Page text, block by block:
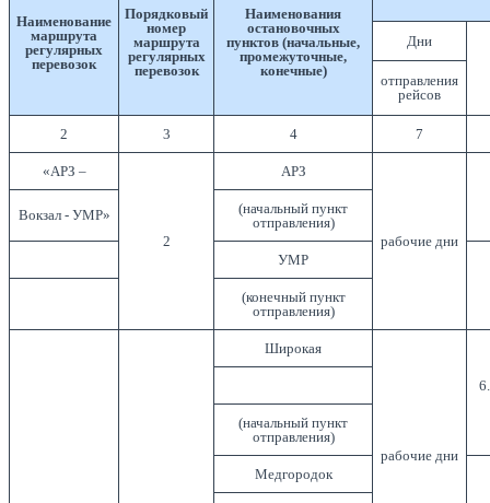
Наименование
маршрута
регулярных
перевозок
Порядковый
номер
маршрута
регулярных
перевозок
Наименования
остановочных
пунктов (начальные,
промежуточные,
конечные)
Дни
отправления
рейсов
2 3 4 7
«АРЗ –
2
АРЗ
рабочие дни
Вокзал - УМР»
(начальный пункт
отправления)
УМР
(конечный пункт
отправления)
Широкая
рабочие дни
(начальный пункт
отправления)
Медгородок